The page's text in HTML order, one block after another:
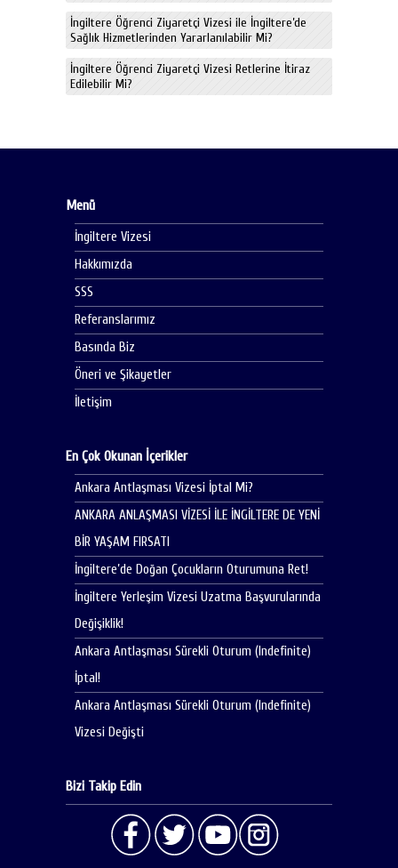
İngiltere Öğrenci Ziyaretçi Vizesi ile İngiltere’de
Sağlık Hizmetlerinden Yararlanılabilir Mi?
İngiltere Öğrenci Ziyaretçi Vizesi Retlerine İtiraz
Edilebilir Mi?
Menü
İngiltere Vizesi
Hakkımızda
SSS
Referanslarımız
Basında Biz
Öneri ve Şikayetler
İletişim
En Çok Okunan İçerikler
Ankara Antlaşması Vizesi İptal Mi?
ANKARA ANLAŞMASI VİZESİ İLE İNGİLTERE DE YENİ
BİR YAŞAM FIRSATI
İngiltere’de Doğan Çocukların Oturumuna Ret!
İngiltere Yerleşim Vizesi Uzatma Başvurularında
Değişiklik!
Ankara Antlaşması Sürekli Oturum (Indefinite)
İptal!
Ankara Antlaşması Sürekli Oturum (Indefinite)
Vizesi Değişti
Bizi Takip Edin